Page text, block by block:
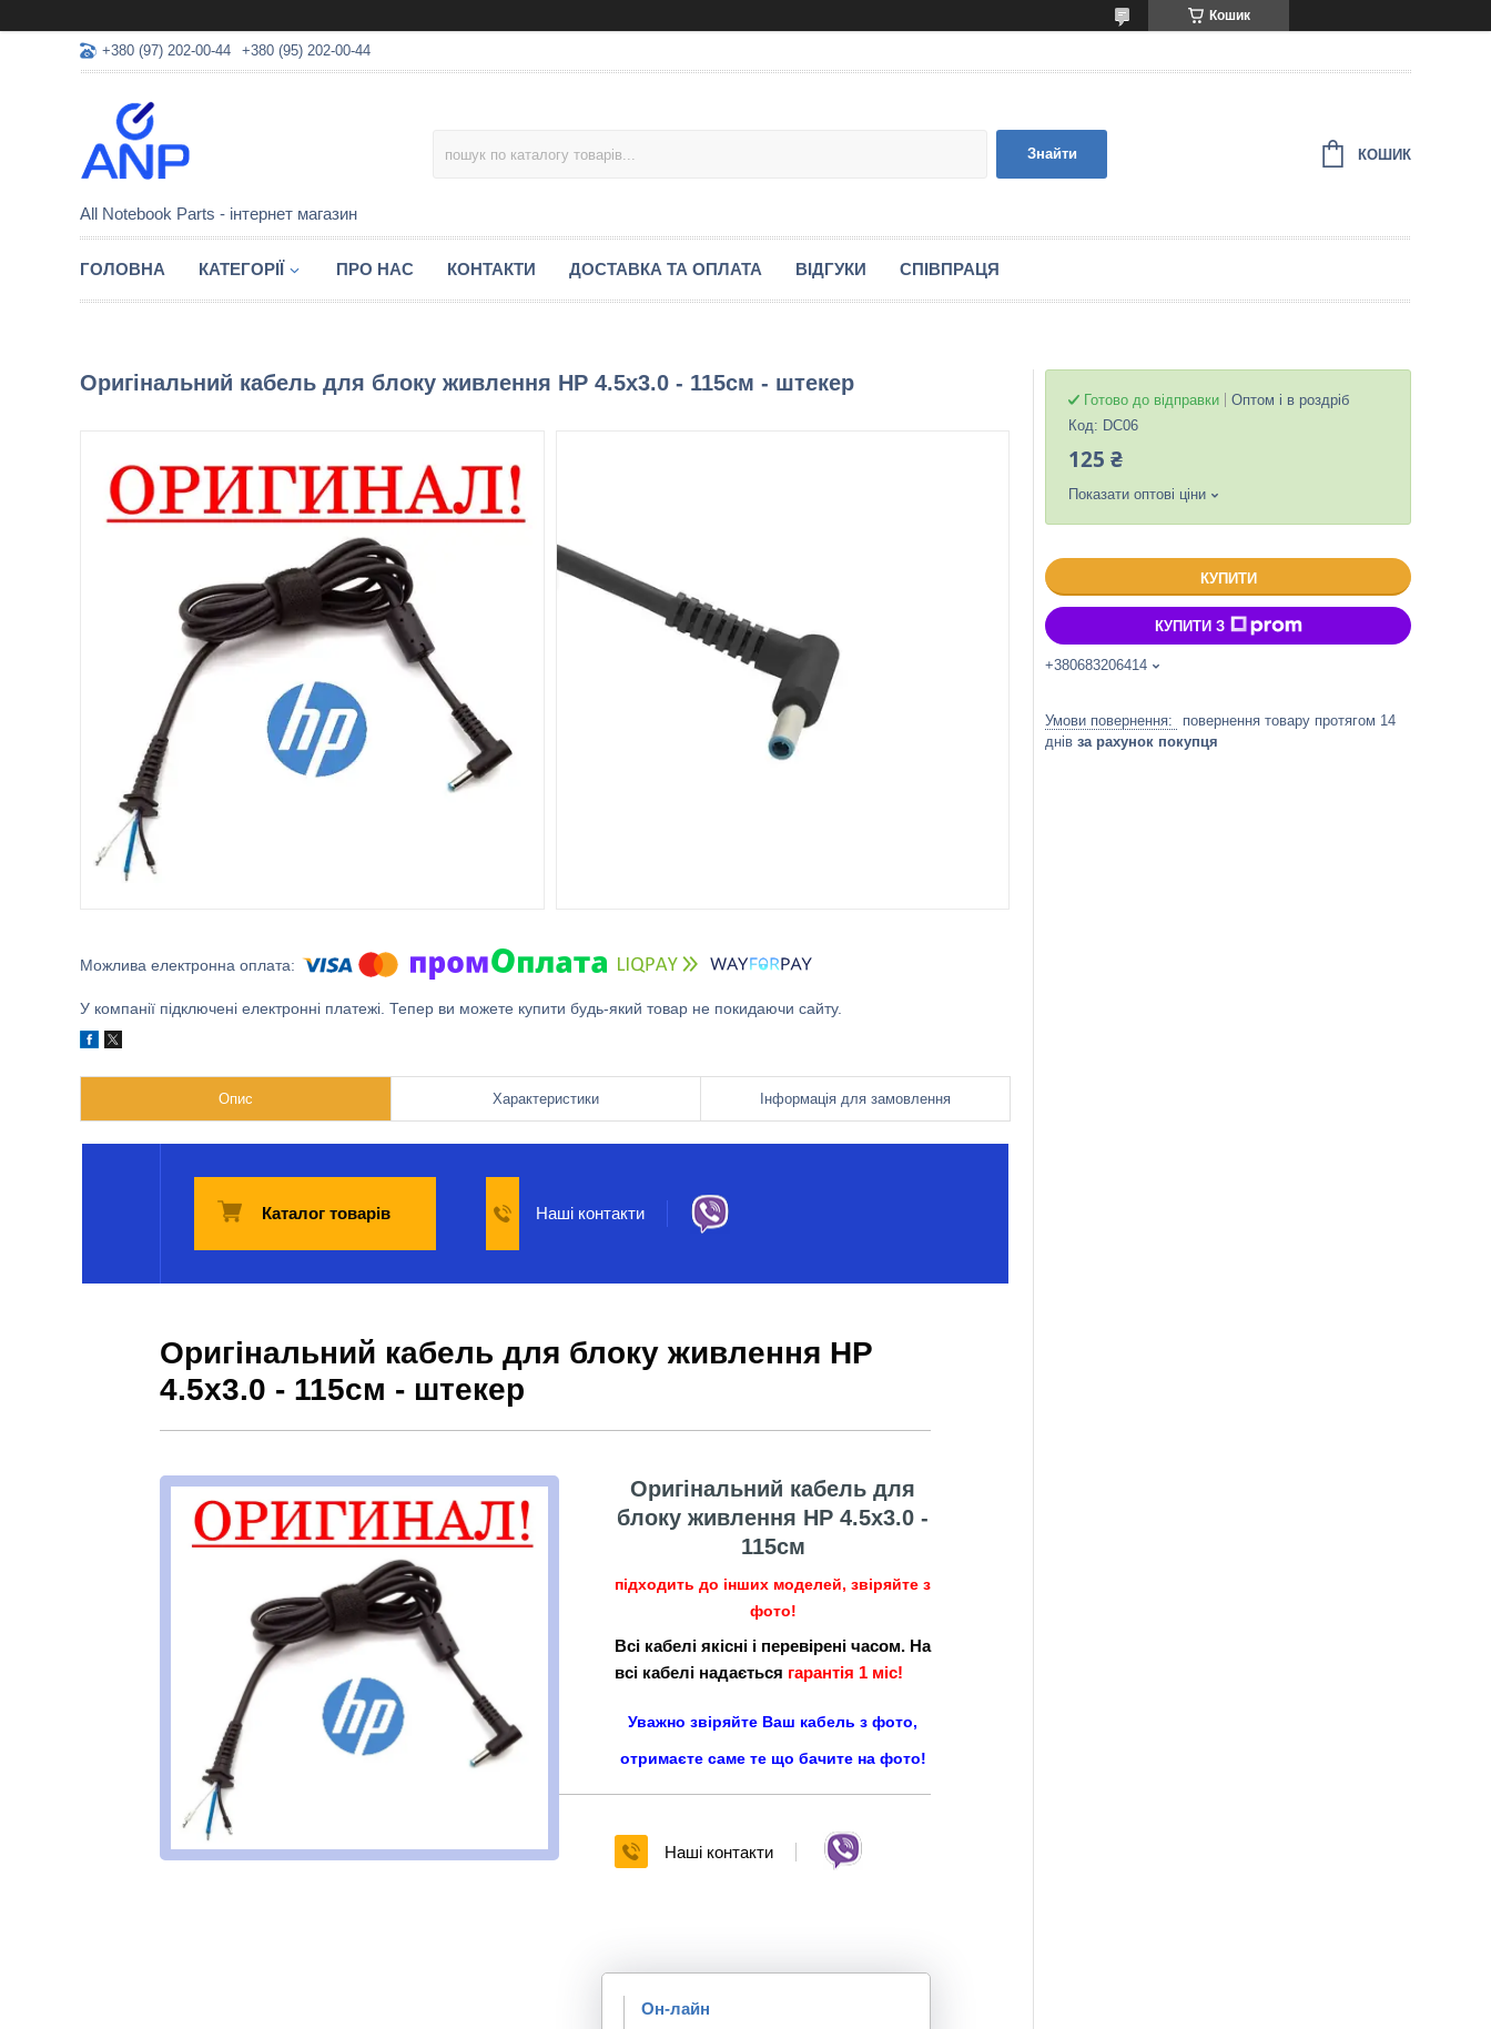
Кошик
+380 (97) 202-00-44 +380 (95) 202-00-44
All Notebook Parts - інтернет магазин
Знайти КОШИК
ГОЛОВНА КАТЕГОРІЇ ПРО НАС КОНТАКТИ ДОСТАВКА ТА ОПЛАТА ВІДГУКИ СПІВПРАЦЯ
Оригінальний кабель для блоку живлення HP 4.5x3.0 - 115см - штекер
У компанії підключені електронні платежі. Тепер ви можете купити будь-який товар не покидаючи сайту.
Опис Характеристики Інформація для замовлення
Каталог товарів Наші контакти
Оригінальний кабель для блоку живлення HP
4.5x3.0 - 115см - штекер
Оригінальний кабель для
блоку живлення HP 4.5x3.0 -
115см
підходить до інших моделей, звіряйте з
фото!
Всі кабелі якісні і перевірені часом. На
всі кабелі надається гарантія 1 міс!
Уважно звіряйте Ваш кабель з фото,
отримаєте саме те що бачите на фото!
Наші контакти
Он-лайн
Готово до відправки
Оптом і в роздріб
Код: DC06
125 ₴
Показати оптові ціни
КУПИТИ
КУПИТИ З
+380683206414
повернення товару протягом 14
днів за рахунок покупця